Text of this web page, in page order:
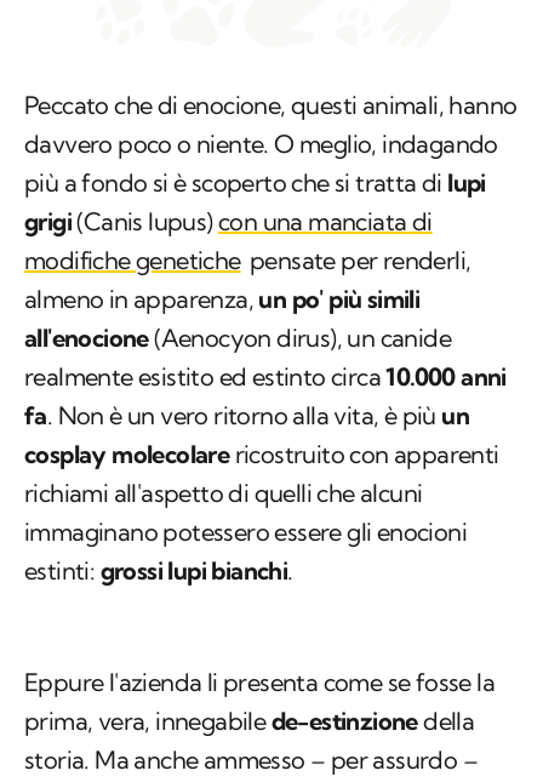
Peccato che di enocione, questi animali, hanno
davvero poco o niente. O meglio, indagando
più a fondo si è scoperto che si tratta di lupi
grigi(Canis lupus)con una manciata di
modifiche genetiche pensate per renderli,
almeno in apparenza, un po' più simili
all'enocione(Aenocyon dirus), un canide
realmente esistito ed estinto circa10.000 anni
fa. Non è un vero ritorno alla vita, è più un
cosplay molecolarericostruito con apparenti
richiami all'aspetto di quelli che alcuni
immaginano potessero essere gli enocioni
estinti: grossi lupi bianchi.
Eppure l'azienda li presenta come se fosse la
prima, vera, innegabilede-estinzionedella
storia. Ma anche ammesso – per assurdo –